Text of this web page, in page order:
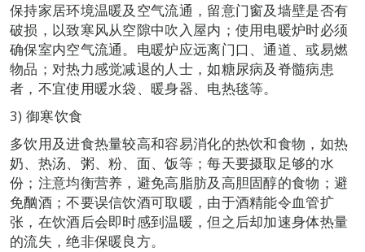
保持家居环境温暖及空气流通，留意门窗及墙壁是否有
破损，以致寒风从空隙中吹入屋内；使用电暖炉时必须
确保室内空气流通。电暖炉应远离门口、通道、或易燃
物品；对热力感觉减退的人士，如糖尿病及脊髓病患
者，不宜使用暖水袋、暖身器、电热毯等。
3) 御寒饮食
多饮用及进食热量较高和容易消化的热饮和食物，如热
奶、热汤、粥、粉、面、饭等；每天要摄取足够的水
份；注意均衡营养，避免高脂肪及高胆固醇的食物；避
免酗酒；不要误信饮酒可取暖，由于酒精能令血管扩
张，在饮酒后会即时感到温暖，但之后却加速身体热量
的流失，绝非保暖良方。